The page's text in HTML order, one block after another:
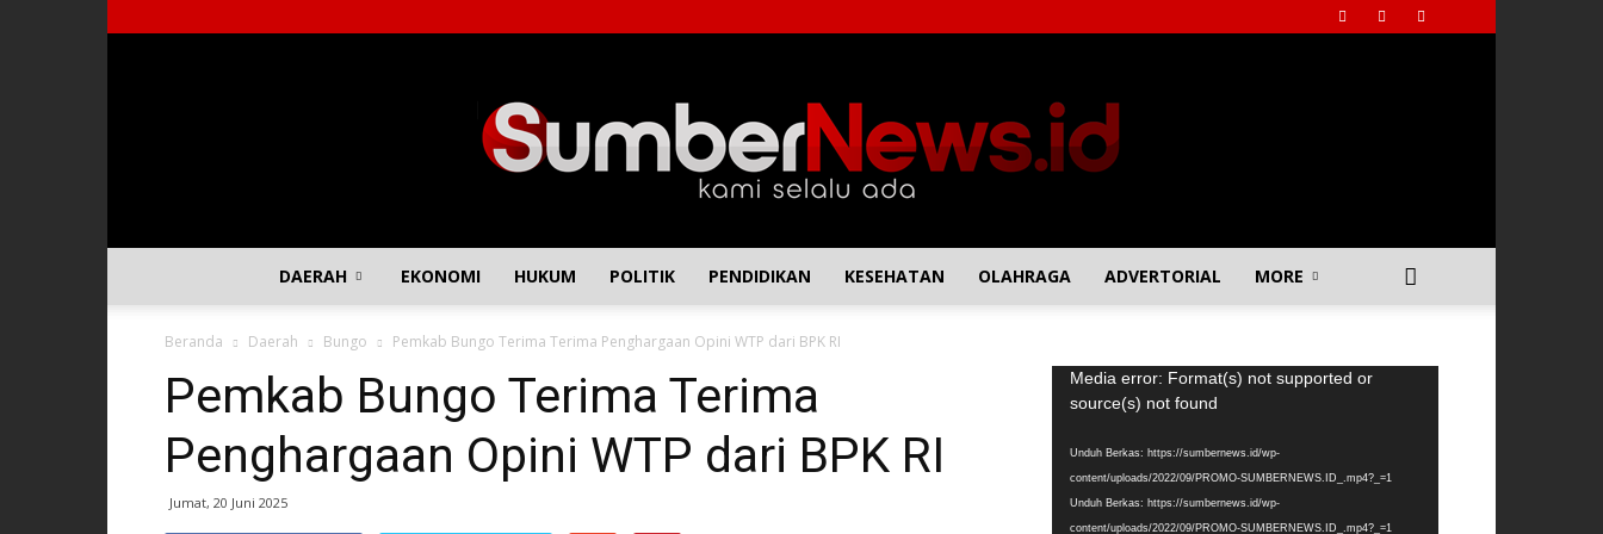
DAERAH EKONOMI HUKUM POLITIK PENDIDIKAN KESEHATAN OLAHRAGA ADVERTORIAL MORE
Beranda Daerah Bungo Pemkab Bungo Terima Terima Penghargaan Opini WTP dari BPK RI
Pemkab Bungo Terima Terima
Penghargaan Opini WTP dari BPK RI
Jumat, 20 Juni 2025
Pemutar
Video
Media error: Format(s) not supported or
source(s) not found
Unduh Berkas: https://sumbernews.id/wp-
content/uploads/2022/09/PROMO-SUMBERNEWS.ID_.mp4?_=1
Unduh Berkas: https://sumbernews.id/wp-
content/uploads/2022/09/PROMO-SUMBERNEWS.ID_.mp4?_=1